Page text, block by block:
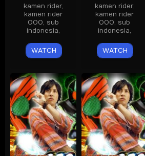
kamen rider,
kamen rider
OOO, sub
indonesia,
WATCH
kamen rider,
kamen rider
OOO, sub
indonesia,
WATCH